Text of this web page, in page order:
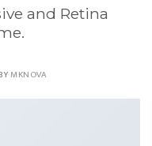
and Retina
BY MKNOVA